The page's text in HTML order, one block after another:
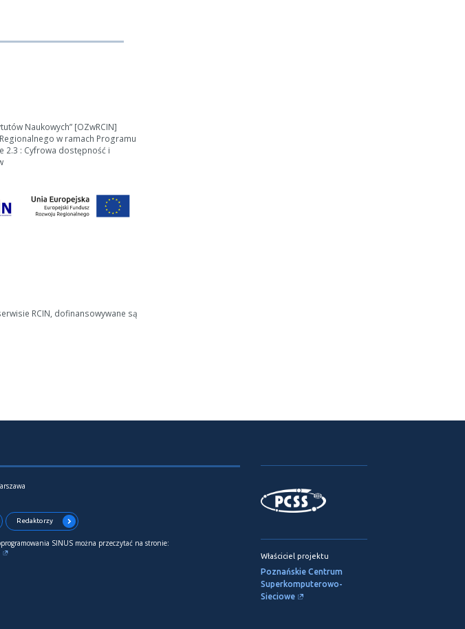
Naukowych” [OZwRCIN]
w ramach Programu
2.3 : Cyfrowa dostępność i
RCIN, dofinansowywane są
Redaktorzy
SINUS można przeczytać na stronie:
Właściciel projektu
Poznańskie Centrum
Superkomputerowo-
Sieciowe